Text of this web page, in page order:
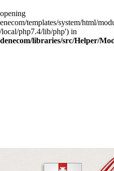
templates/system/html/
php7.4/lib/php') in
libraries/src/Helper/